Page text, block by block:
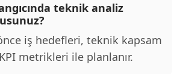
teknik analiz
iş hedefleri, teknik kapsam
metrikleri ile planlanır.